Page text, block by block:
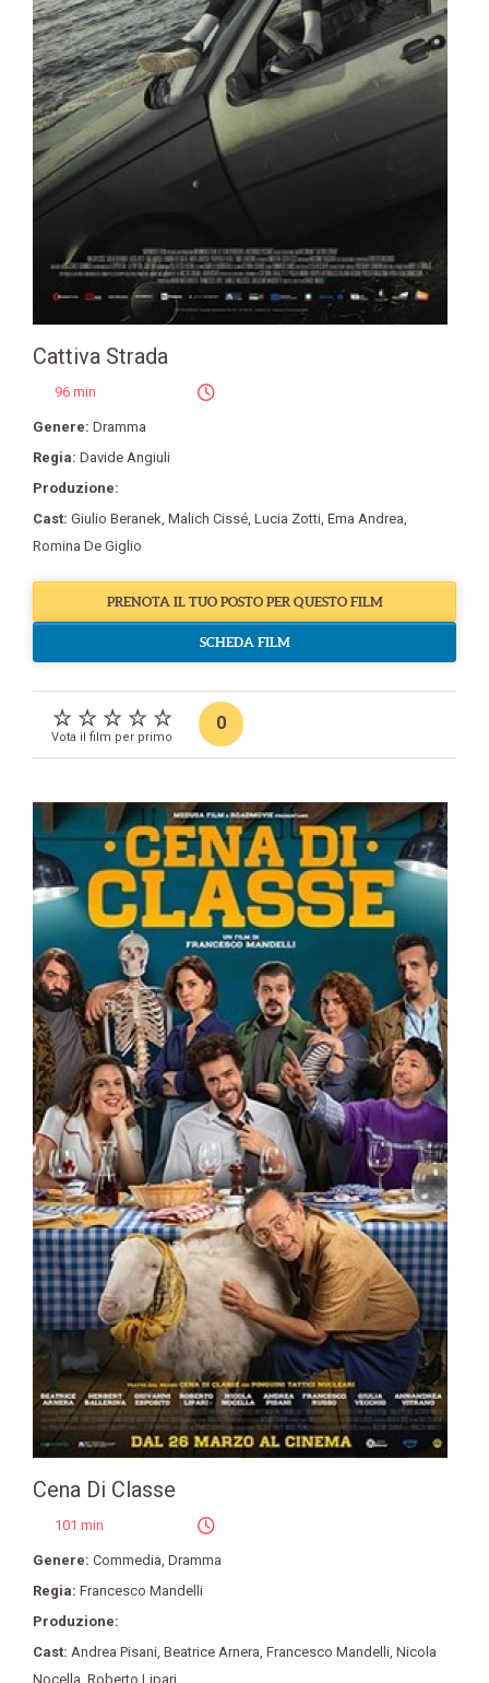
Cattiva Strada
96 min
Genere: Dramma
Regia: Davide Angiuli
Produzione:
Cast: Giulio Beranek Malich Cissé Lucia Zotti Ema Andrea
Romina De Giglio
PRENOTA IL TUO POSTO PER QUESTO FILM
SCHEDA FILM
Vota il film per primo
0
Cena Di Classe
101 min
Genere: Commedia, Dramma
Regia: Francesco Mandelli
Produzione:
Cast: Andrea Pisani, Beatrice Arnera, Francesco Mandelli, Nicola
Nocella, Roberto Lipari